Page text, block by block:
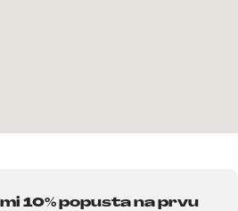
10% popusta na prvu